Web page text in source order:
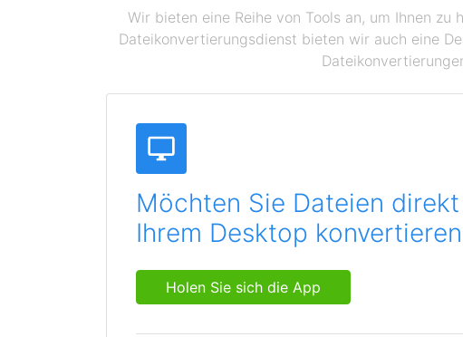
Wir bieten eine Reihe von Tools an, um Ihnen
Dateikonvertierungsdienst bieten wir auch eine
Möchten Sie Dateien
Ihrem Desktop
Holen Sie sich die App